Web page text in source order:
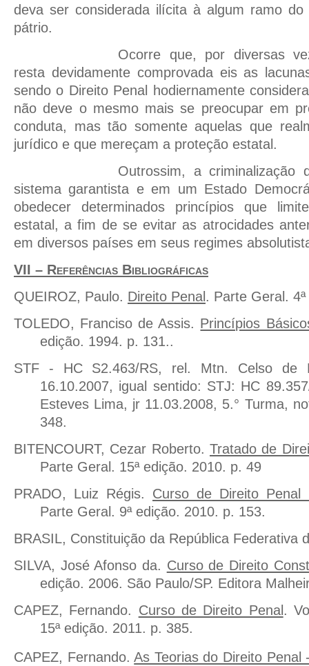
deva ser considerada ilícita à algum ramo do
pátrio.
Ocorre que, por diversas
resta devidamente comprovada eis as
sendo o Direito Penal hodiernamente
não deve o mesmo mais se preocupar em
conduta, mas tão somente aquelas que
jurídico e que mereçam a proteção estatal.
Outrossim, a criminalização
sistema garantista e em um Estado
obedecer determinados princípios que
estatal, a fim de se evitar as atrocidades
em diversos países em seus regimes
VII – Referências Bibliográficas
QUEIROZ, Paulo. Direito Penal. Parte Geral.
TOLEDO, Franciso de Assis. Princípios
edição. 1994. p. 131..
STF - HC S2.463/RS, rel. Mtn. Celso de
16.10.2007, igual sentido: STJ: HC
Esteves Lima, jr 11.03.2008, 5.° Turma,
348.
BITENCOURT, Cezar Roberto. Tratado de
Parte Geral. 15ª edição. 2010. p. 49
PRADO, Luiz Régis. Curso de Direito Penal
Parte Geral. 9ª edição. 2010. p. 153.
BRASIL, Constituição da República Federativa
SILVA, José Afonso da. Curso de Direito
edição. 2006. São Paulo/SP. Editora
CAPEZ, Fernando. Curso de Direito Penal.
15ª edição. 2011. p. 385.
CAPEZ, Fernando.As Teorias do Direito